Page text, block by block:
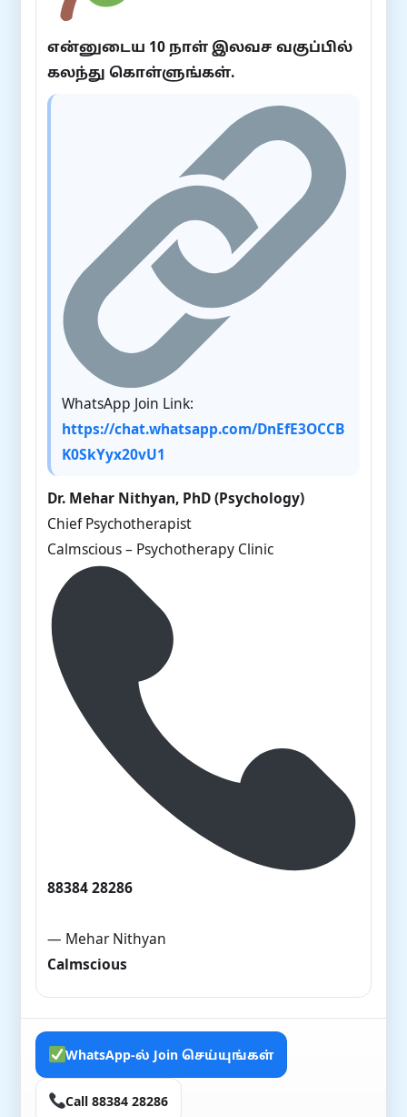
என்னுடைய 10 நாள் இலவச வகுப்பில்
கலந்து கொள்ளுங்கள்.
WhatsApp Join Link:
https://chat.whatsapp.com/DnEfE3OCCB
K0SkYyx20vU1
Dr. Mehar Nithyan, PhD (Psychology)
Chief Psychotherapist
Calmscious – Psychotherapy Clinic
88384 28286
— Mehar Nithyan
Calmscious
WhatsApp-ல் Join செய்யுங்கள்
Call 88384 28286